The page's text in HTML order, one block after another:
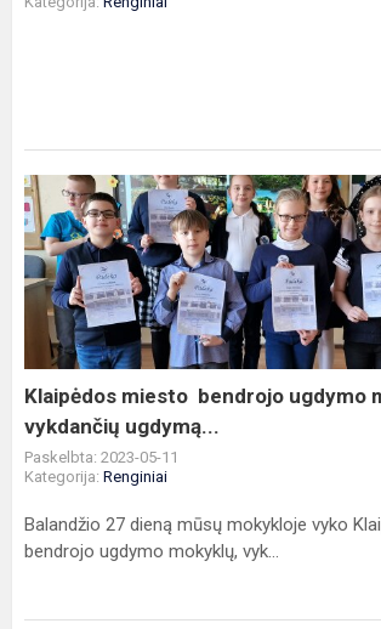
Klaipėdos
miesto
bendrojo
ugdymo
mokyklų,
vykdančių
ugdymą...
Klaipėdos miesto bendrojo ugdymo
vykdančių ugdymą...
Paskelbta: 2023-05-11
Kategorija: Renginiai
Balandžio 27 dieną mūsų mokykloje vyko
bendrojo ugdymo mokyklų, vyk...